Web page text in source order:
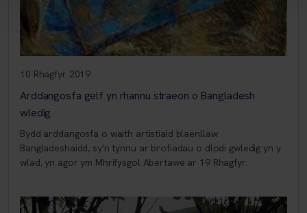
10 Rhagfyr 2019
Arddangosfa gelf yn rhannu straeon o Bangladesh
wledig
Bydd arddangosfa o waith artistiaid blaenllaw
Bangladeshaidd, sy'n tynnu ar brofiadau o dlodi gwledig yn y
wlad, yn agor ym Mhrifysgol Abertawe ar 19 Rhagfyr.